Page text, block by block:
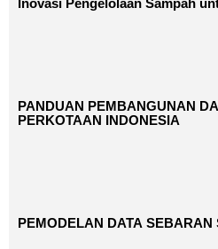
PANDUAN PEMBANGUNAN
PERKOTAAN INDONESIA
PEMODELAN DATA